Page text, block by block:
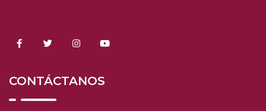
CONTÁCTANOS